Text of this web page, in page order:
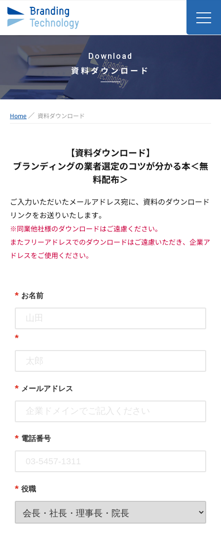
Download
資料ダウンロード
Home 資料ダウンロード
【資料ダウンロード】
ブランディングの業者選定のコツが分かる本＜無
料配布＞
ご入力いただいたメールアドレス宛に、資料のダウンロード
リンクをお送りいたします。
※同業他社様のダウンロードはご遠慮ください。
またフリーアドレスでのダウンロードはご遠慮いただき、企業ア
ドレスをご使用ください。
* お名前
*
* メールアドレス
* 電話番号
* 役職